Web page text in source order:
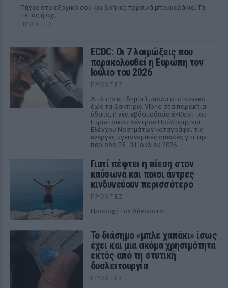
Πήγες στο εξοχικό σου και βρήκες περσινά μπουκαλάκια. Τα
πετάς ή όχι;
ΠΡΟΧΤΈΣ
ECDC: Οι 7 λοιμώξεις που
παρακολουθεί η Ευρώπη τον
Ιούλιο του 2026
ΠΡΟΧΤΈΣ
Από την επιδημία Έμπολα στο Κονγκό
έως τα βακτήρια Vibrio στα παράκτια
ύδατα, η νέα εβδομαδιαία έκθεση του
Ευρωπαϊκού Κέντρου Πρόληψης και
Ελέγχου Νοσημάτων καταγράφει τις
ενεργές υγειονομικές απειλές για την
περίοδο 25–31 Ιουλίου 2026.
Γιατί πέφτει η πίεση στον
καύσωνα και ποιοι άντρες
κινδυνεύουν περισσότερο
ΠΡΟΧΤΈΣ
Προσοχή τον Αύγουστο
Το διάσημο «μπλε χαπάκι» ίσως
έχει και μια ακόμα χρησιμότητα
εκτός από τη στυτική
δυσλειτουργία
ΠΡΟΧΤΈΣ